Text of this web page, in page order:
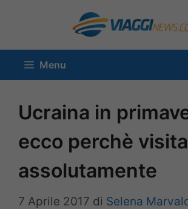
contenuto
Menu
Ucraina in
ecco perchè
assolutamente
7 Aprile 2017 di Selena